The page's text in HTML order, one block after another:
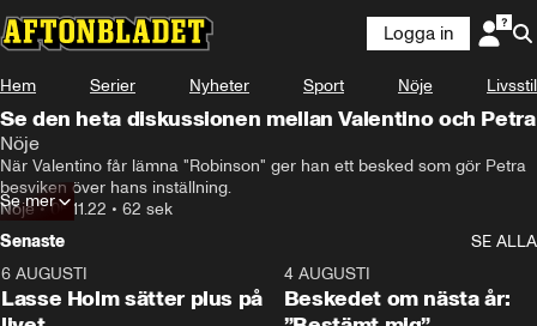
Logga in
Hem Serier Nyheter Sport Nöje Livsstil
Se den heta diskussionen mellan Valentino och Petra
Nöje
När Valentino får lämna "Robinson" ger han ett besked som gör Petra
besviken över hans inställning.
Nöje•06.11.22 • 62 sek
Se mer
Senaste
SE ALLA
6 AUGUSTI
Lasse Holm sätter plus på
4 AUGUSTI
Beskedet om nästa år: